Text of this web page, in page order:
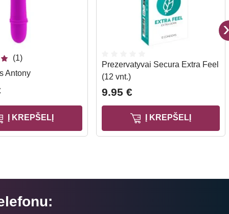
(1)
Antony
Į KREPŠELĮ
Prezervatyvai Secura Extra Feel
(12 vnt.)
9.95 €
Į KREPŠELĮ